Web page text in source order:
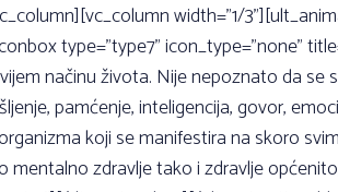
width=”1/
type=”type7” icon_type=”none”
načinu života. Nije nepoznato da se
pamćenje, inteligencija, govor,
koji se manifestira na skoro
zdravlje tako i zdravlje